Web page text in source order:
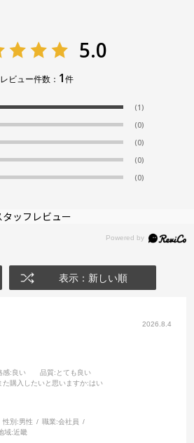
5.0
レビュー件数： 1件
(1)
(0)
(0)
(0)
(0)
タッフレビュー
表示：新しい順
2026.8.4
感:良い 品質:とても良い
た購入したいと思いますか:はい
性別:男性 職業:会社員
域:近畿